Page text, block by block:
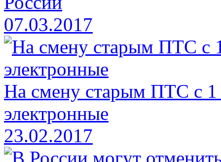
07.03.2017
На смену старым ПТС с 1
электронные
23.02.2017